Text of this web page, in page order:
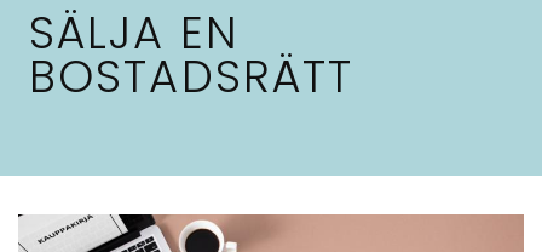
SÄLJA EN
BOSTADSRÄTT